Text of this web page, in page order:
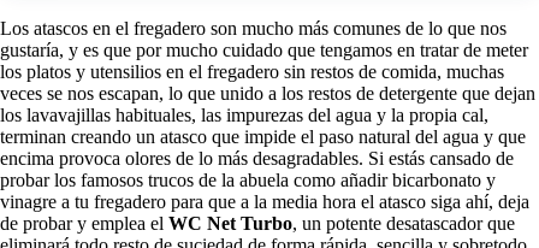
Los atascos en el fregadero son mucho más comunes de lo que nos
gustaría, y es que por mucho cuidado que tengamos en tratar de meter
los platos y utensilios en el fregadero sin restos de comida, muchas
veces se nos escapan, lo que unido a los restos de detergente que dejan
los lavavajillas habituales, las impurezas del agua y la propia cal,
terminan creando un atasco que impide el paso natural del agua y que
encima provoca olores de lo más desagradables. Si estás cansado de
probar los famosos trucos de la abuela como añadir bicarbonato y
vinagre a tu fregadero para que a la media hora el atasco siga ahí, deja
de probar y emplea el WC Net Turbo, un potente desatascador que